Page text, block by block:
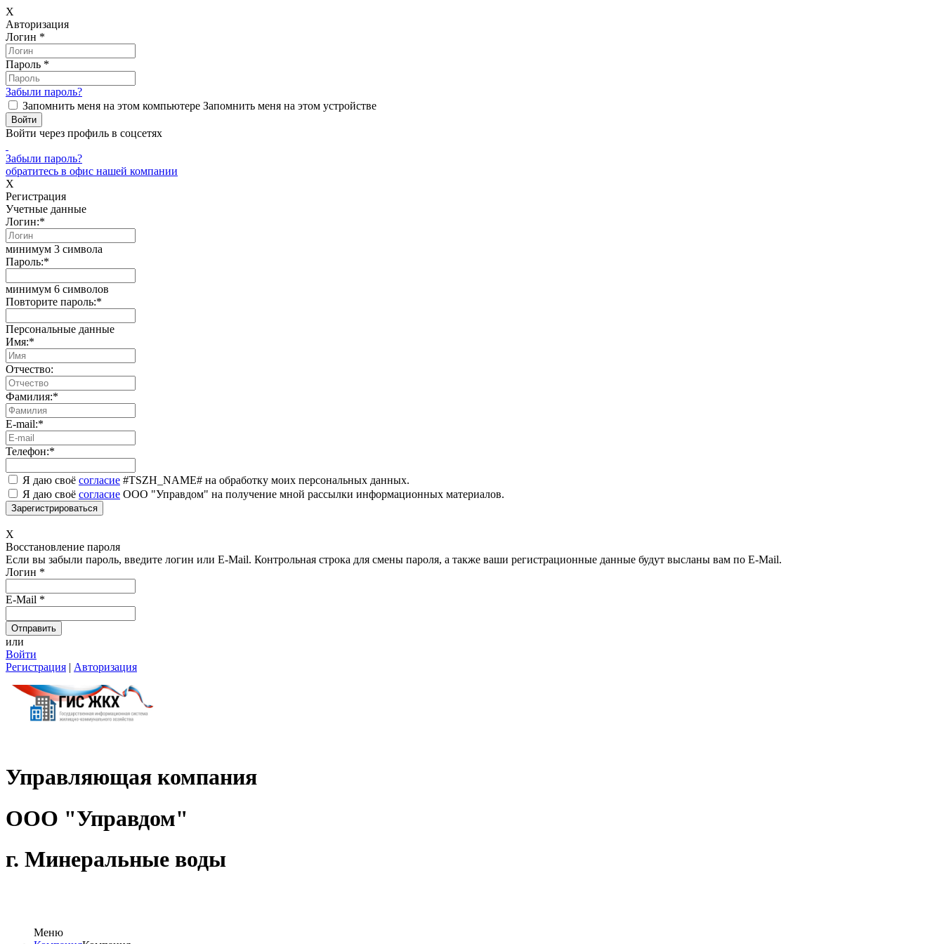
X
Авторизация
Логин *
Пароль *
Забыли пароль?
Запомнить меня на этом компьютере Запомнить меня на этом устройстве
Войти через профиль в соцсетях
Забыли пароль?
обратитесь в офис нашей компании
X
Регистрация
Учетные данные
Логин:*
минимум 3 символа
Пароль:*
минимум 6 символов
Повторите пароль:*
Персональные данные
Имя:*
Отчество:
Фамилия:*
E-mail:*
Телефон:*
Я даю своё согласие #TSZH_NAME# на обработку моих персональных данных.
Я даю своё согласие ООО "Управдом" на получение мной рассылки информационных материалов.
X
Восстановление пароля
Если вы забыли пароль, введите логин или E-Mail. Контрольная строка для смены пароля, а также ваши регистрационные данные будут высланы вам по E-Mail.
Логин *
E-Mail *
или
Войти
Регистрация | Авторизация
Управляющая компания
ООО "Управдом"
г. Минеральные воды
Меню